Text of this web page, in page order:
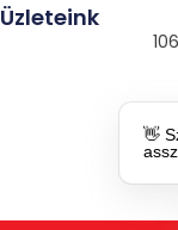
Üzleteink
👋